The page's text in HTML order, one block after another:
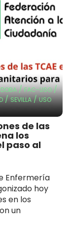
/FAC-USO/
/SEVILLA/USO
de las
los
paso al
Enfermería
hoy
en los
un